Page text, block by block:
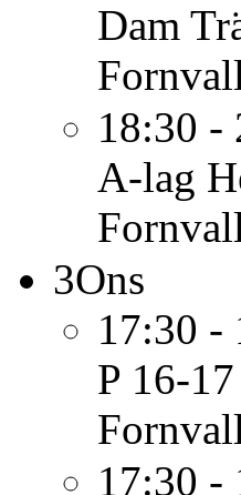
Dam
18:30 -
A-lag
3Ons
17:30 -
P 16-17
17:30 -